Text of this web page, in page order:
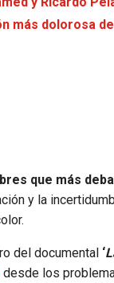
más dolorosa
que más
y la
del documental ‘
desde los